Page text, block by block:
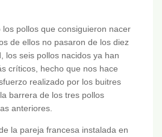
pollos que consiguieron nacer
de ellos no pasaron de los diez
los seis pollos nacidos ya han
críticos, hecho que nos hace
realizado por los buitres
barrera de los tres pollos
anteriores.
la pareja francesa instalada en